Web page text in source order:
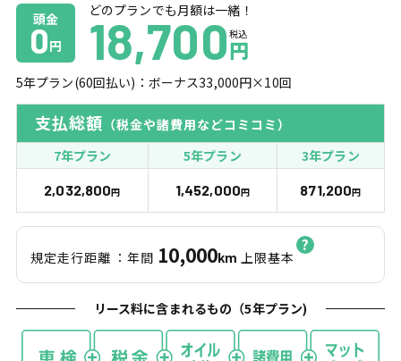
頭金
0円
どのプランでも月額は一緒！
18,700 税込
円
5年プラン(60回払い)：ボーナス33,000円×10回
支払総額 （税金や諸費用などコミコミ）
7年プラン
5年プラン 3年プラン
2,032,800円 1,452,000円 871,200円
規定走行距離 ：年間 10,000km 上限基本
リース料に含まれるもの（5年プラン)